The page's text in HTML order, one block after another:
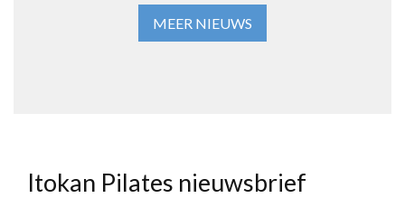
MEER NIEUWS
Itokan Pilates nieuwsbrief